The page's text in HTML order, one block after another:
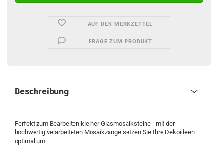
AUF DEN MERKZETTEL
FRAGE ZUM PRODUKT
Beschreibung
Perfekt zum Bearbeiten kleiner Glasmosaiksteine - mit der
hochwertig verarbeiteten Mosaikzange setzen Sie Ihre Dekoideen
optimal um.